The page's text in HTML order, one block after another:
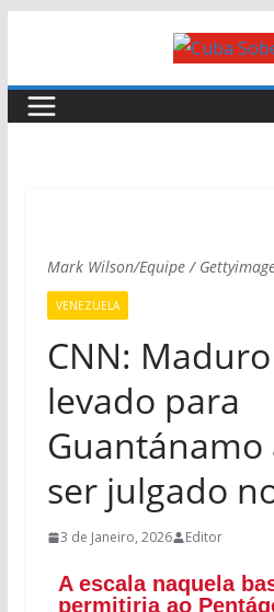
Mark Wilson/Equipe /
VENEZUELA
CNN:
levado para
Guantánamo
ser julgado
3 de Janeiro, 2026 Editor
A escala naquela
permitiria ao